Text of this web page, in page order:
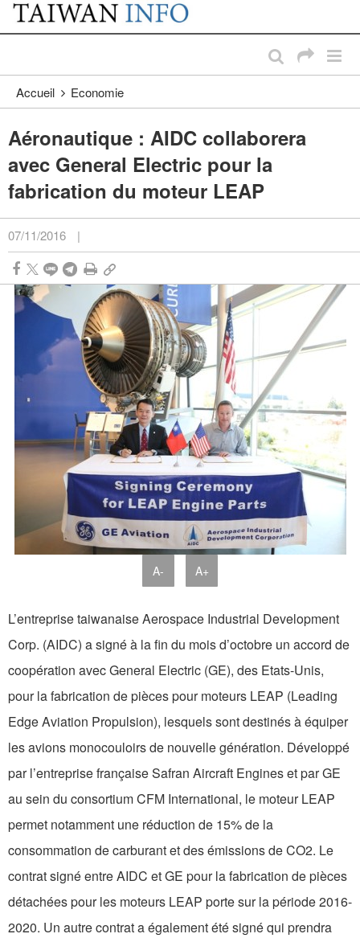
Passer au contenu principal
:::
Accueil Economie
Aéronautique : AIDC collaborera
avec General Electric pour la
fabrication du moteur LEAP
07/11/2016 |
A- A+
L’entreprise taiwanaise Aerospace Industrial Development
Corp. (AIDC) a signé à la fin du mois d’octobre un accord de
coopération avec General Electric (GE), des Etats-Unis,
pour la fabrication de pièces pour moteurs LEAP (Leading
Edge Aviation Propulsion), lesquels sont destinés à équiper
les avions monocouloirs de nouvelle génération. Développé
par l’entreprise française Safran Aircraft Engines et par GE
au sein du consortium CFM International, le moteur LEAP
permet notamment une réduction de 15% de la
consommation de carburant et des émissions de CO2. Le
contrat signé entre AIDC et GE pour la fabrication de pièces
détachées pour les moteurs LEAP porte sur la période 2016-
2020. Un autre contrat a également été signé qui prendra